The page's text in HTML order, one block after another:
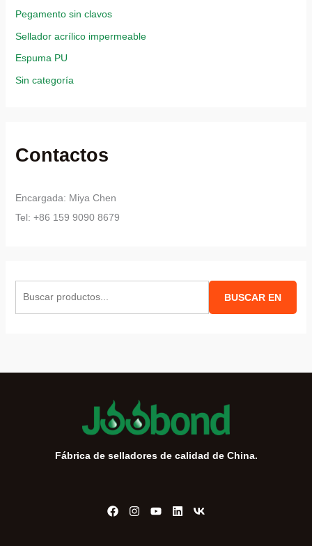
Pegamento sin clavos
Sellador acrílico impermeable
Espuma PU
Sin categoría
Contactos
Encargada: Miya Chen
Tel: +86 159 9090 8679
BUSCAR EN
Fábrica de selladores de calidad de China.